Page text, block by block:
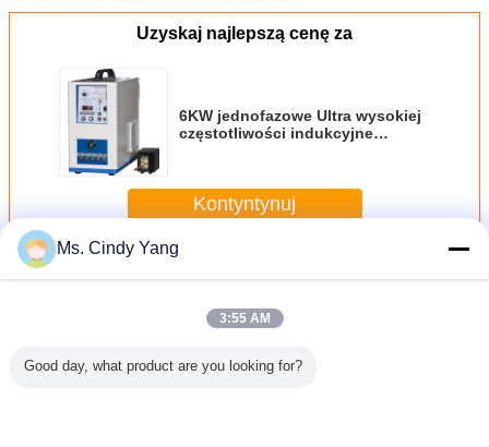
Uzyskaj najlepszą cenę za
6KW jednofazowe Ultra wysokiej
częstotliwości indukcyjne
Kontyntynuj
Jeszcze Indukcyjna maszyna do wypalania
Ms. Cindy Yang
3:55 AM
Good day, what product are you looking for?